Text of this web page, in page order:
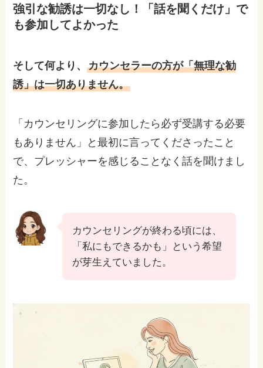
強引な勧誘は一切なし！「話を聞くだけ」で
も参加してよかった
そして何より、カウンセラーの方が「無理な勧
誘」は一切ありません。
「カウンセリングに参加したら必ず受講する必要
もありません」と最初に言ってくださったこと
で、プレッシャーを感じることなく話を聞けまし
た。
カウンセリングが終わる頃には、
「私にもできるかも」という希望
が芽生えていました。